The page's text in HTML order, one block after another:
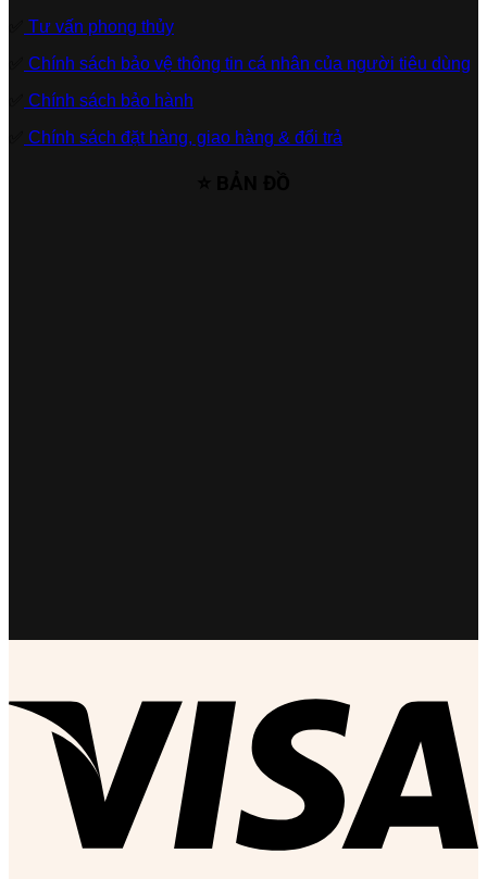
Tư vấn phong thủy
Chính sách bảo vệ thông tin cá nhân của người tiêu dùng
Chính sách bảo hành
Chính sách đặt hàng, giao hàng & đổi trả